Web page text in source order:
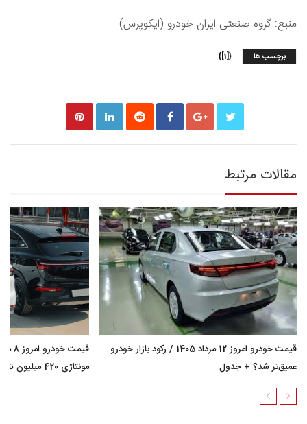
منبع: گروه صنعتی ایران خودرو (ایکوپرس)
برچسب ها {[1]}
مقالات مرتبط
قیمت خودرو امروز 12 مرداد 1405 / رکود بازار خودرو
عمیق‌تر شد؟ + جدول
مونتاژی 420 میلیون تومان گران شد؟ + جدول